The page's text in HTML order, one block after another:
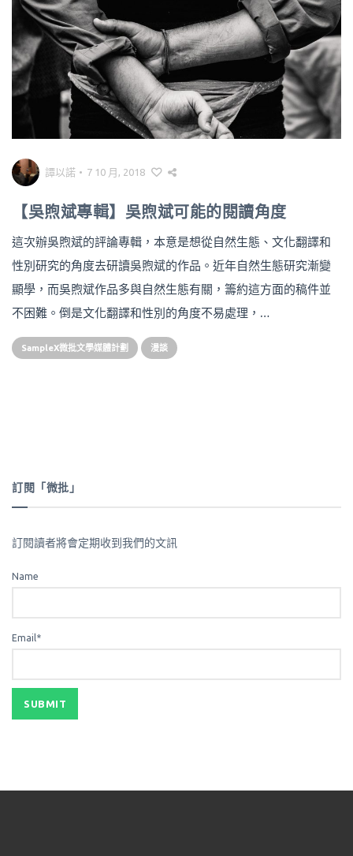
譚以諾 • 7 10 月, 2018
【吳煦斌專輯】吳煦斌可能的閱讀角度
這次辦吳煦斌的評論專輯，本意是想從自然生態、文化翻譯和
性別研究的角度去研讀吳煦斌的作品。近年自然生態研究漸變
顯學，而吳煦斌作品多與自然生態有關，籌約這方面的稿件並
不困難。倒是文化翻譯和性別的角度不易處理，…
SampleX微批文學媒體計劃 漫談
訂閱「微批」
訂閱讀者將會定期收到我們的文訊
Name
Email*